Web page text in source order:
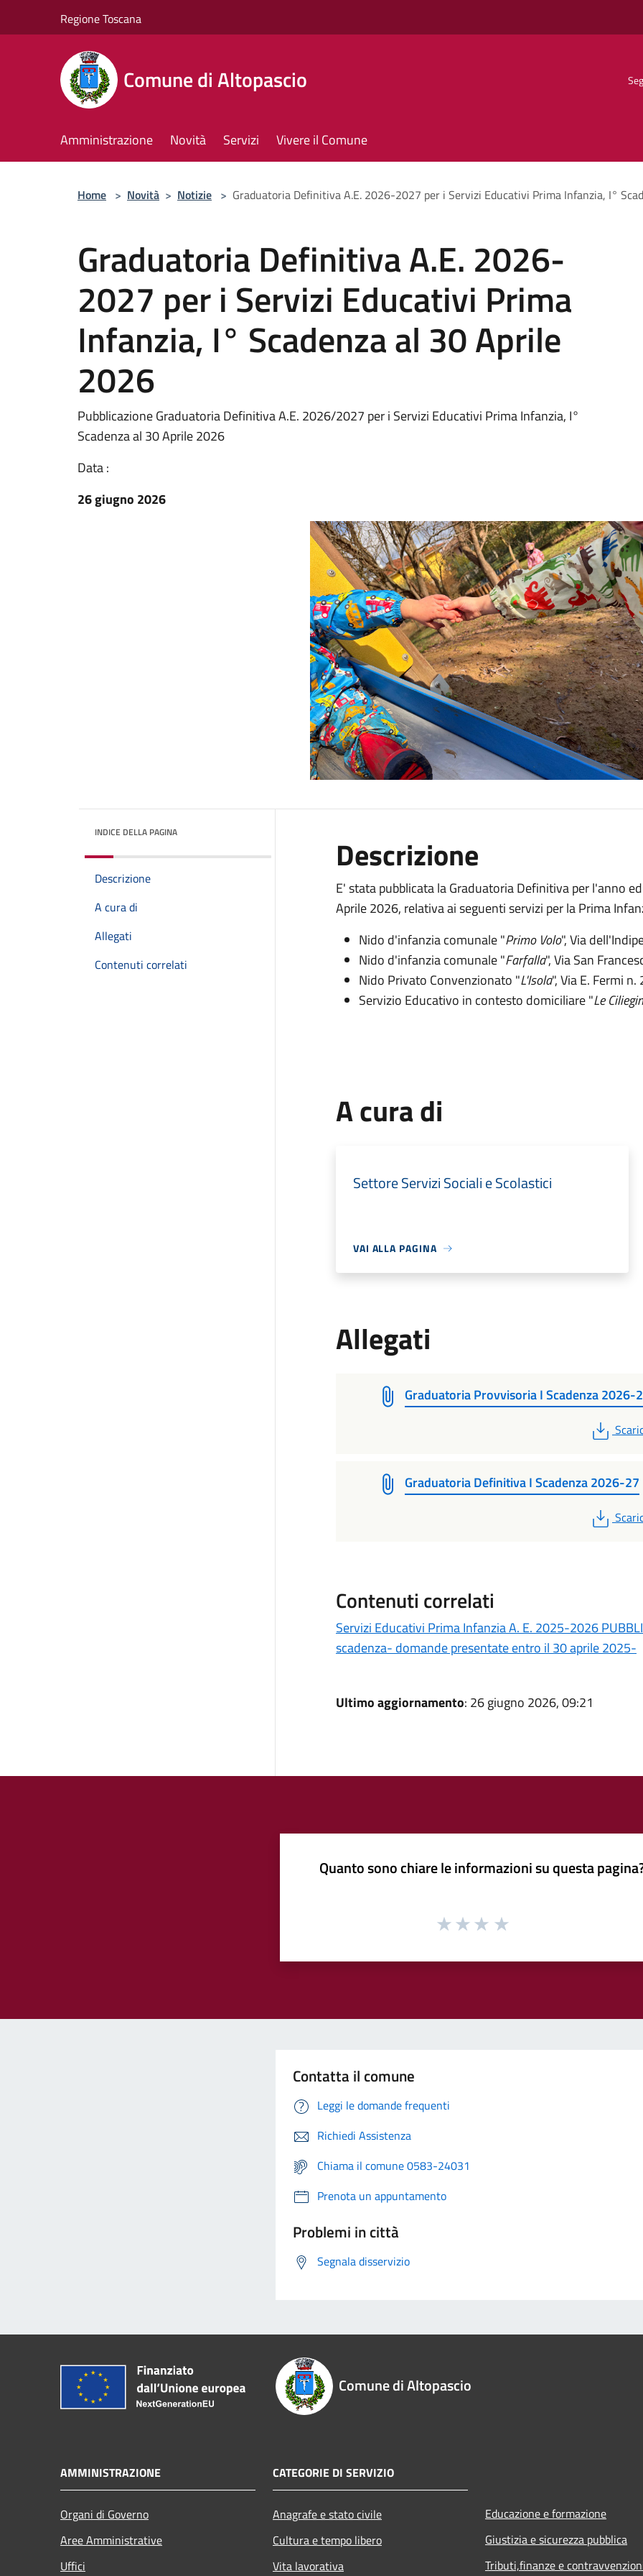
Regione Toscana
Comune di Altopascio
Amministrazione Novità Servizi Vivere il Comune
Home > Novità > Notizie > Graduatoria Definitiva A.E. 2026-2027 per i Servizi Educativi Prima Infanzia, I°
Graduatoria Definitiva A.E. 2026-
2027 per i Servizi Educativi Prima
Infanzia, I° Scadenza al 30 Aprile
2026
Pubblicazione Graduatoria Definitiva A.E. 2026/2027 per i Servizi Educativi Prima Infanzia, I°
Scadenza al 30 Aprile 2026
Data :
26 giugno 2026
INDICE DELLA PAGINA
Descrizione
A cura di
Allegati
Contenuti correlati
Descrizione
E' stata pubblicata la Graduatoria Definitiva per l'anno
Aprile 2026, relativa ai seguenti servizi per la Prima
Nido d'infanzia comunale "Primo Volo", Via
Nido d'infanzia comunale "Farfalla", Via San
Nido Privato Convenzionato "L'Isola", Via E. Fermi
Servizio Educativo in contesto domiciliare "Le
A cura di
Settore Servizi Sociali e Scolastici
VAI ALLA PAGINA
Allegati
Graduatoria Provvisoria I Scadenza 2026-
PDF
Graduatoria Definitiva I Scadenza 2026-27
PDF
Contenuti correlati
Servizi Educativi Prima Infanzia A. E. 2025-2026
scadenza- domande presentate entro il 30 aprile 2025-
Ultimo aggiornamento: 26 giugno 2026, 09:21
Quanto sono chiare le informazioni su questa
Contatta il comune
Leggi le domande frequenti
Richiedi Assistenza
Chiama il comune 0583-24031
Prenota un appuntamento
Problemi in città
Segnala disservizio
Comune di Altopascio
AMMINISTRAZIONE
Organi di Governo
Aree Amministrative
Uffici
CATEGORIE DI SERVIZIO
Anagrafe e stato civile
Cultura e tempo libero
Vita lavorativa
Educazione e formazione
Giustizia e sicurezza pubblica
Tributi,finanze e